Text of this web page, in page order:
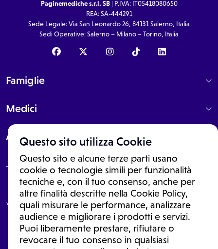
Questo sito utilizza Cookie
Questo sito e alcune terze parti usano
cookie o tecnologie simili per funzionalità
tecniche e, con il tuo consenso, anche per
altre finalità descritte nella Cookie Policy,
quali misurare le performance, analizzare
audience e migliorare i prodotti e servizi.
Puoi liberamente prestare, rifiutare o
revocare il tuo consenso in qualsiasi
Paginemediche s.r.l. SB| P.IVA: IT05418080650
REA: SA-444291
Sede Legale: Via San Leonardo 26, 84131 Salerno, Italia
Sedi Operative: Salerno – Milano – Torino, Italia
Famiglie
Medici
About
Le informazioni proposte in questo sito non sono un consulto medico.
In nessun caso, queste informazioni sostituiscono un consulto, una
visita o una diagnosi formulata dal medico. Non si devono considerare
le informazioni disponibili come suggerimenti per la formulazione di
una diagnosi, la determinazione di un trattamento o l'assunzione o
sospensione di un farmaco senza prima consultare un medico di
medicina generale o uno specialista.